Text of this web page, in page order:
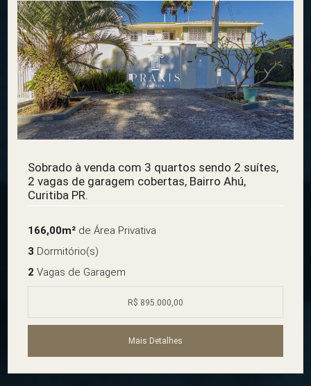
Sobrado à venda com 3 quartos sendo 2 suítes,
2 vagas de garagem cobertas, Bairro Ahú,
Curitiba PR.
166,00m²de Área Privativa
3 Dormitório(s)
2 Vagas de Garagem
R$ 895.000,00
Mais Detalhes